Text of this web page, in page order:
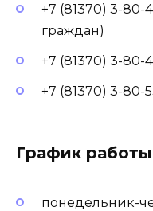
+7 (81370) 3-80-
граждан)
+7 (81370) 3-80-
+7 (81370) 3-80-
График работы
понедельник-